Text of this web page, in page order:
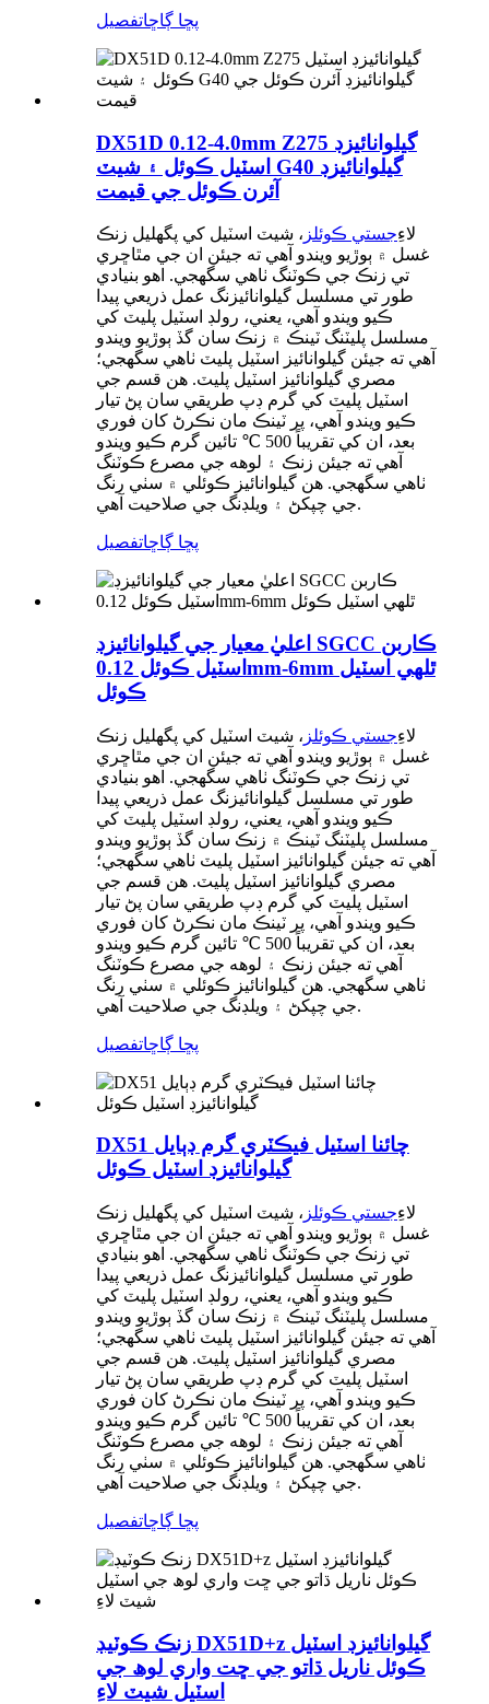
پڇا ڳاڇاتفصيل
DX51D 0.12-4.0mm Z275 گيلوانائيزڊ
اسٽيل ڪوئل ۽ شيٽ G40 گيلوانائيزڊ
آئرن ڪوئل جي قيمت
لاءِجستي ڪوئلز ، شيٽ اسٽيل کي پگھليل زنڪ
غسل ۾ ٻوڙيو ويندو آهي ته جيئن ان جي مٿاڇري
تي زنڪ جي ڪوٽنگ ٺاهي سگهجي. اهو بنيادي
طور تي مسلسل گيلوانائيزنگ عمل ذريعي پيدا
ڪيو ويندو آهي، يعني، رولڊ اسٽيل پليٽ کي
مسلسل پليٽنگ ٽينڪ ۾ زنڪ سان گڏ ٻوڙيو ويندو
آهي ته جيئن گيلوانائيز اسٽيل پليٽ ٺاهي سگهجي؛
مصري گيلوانائيز اسٽيل پليٽ. هن قسم جي
اسٽيل پليٽ کي گرم ڊپ طريقي سان پڻ تيار
ڪيو ويندو آهي، پر ٽينڪ مان نڪرڻ کان فوري
بعد، ان کي تقريباً 500 ℃ تائين گرم ڪيو ويندو
آهي ته جيئن زنڪ ۽ لوهه جي مصرع ڪوٽنگ
ٺاهي سگهجي. هن گيلوانائيز ڪوئلي ۾ سٺي رنگ
جي چپکڻ ۽ ويلڊنگ جي صلاحيت آهي.
پڇا ڳاڇاتفصيل
اعليٰ معيار جي گيلوانائيزڊ SGCC ڪاربن
اسٽيل ڪوئل 0.12mm-6mm ٿلهي اسٽيل
ڪوئل
لاءِجستي ڪوئلز ، شيٽ اسٽيل کي پگھليل زنڪ
غسل ۾ ٻوڙيو ويندو آهي ته جيئن ان جي مٿاڇري
تي زنڪ جي ڪوٽنگ ٺاهي سگهجي. اهو بنيادي
طور تي مسلسل گيلوانائيزنگ عمل ذريعي پيدا
ڪيو ويندو آهي، يعني، رولڊ اسٽيل پليٽ کي
مسلسل پليٽنگ ٽينڪ ۾ زنڪ سان گڏ ٻوڙيو ويندو
آهي ته جيئن گيلوانائيز اسٽيل پليٽ ٺاهي سگهجي؛
مصري گيلوانائيز اسٽيل پليٽ. هن قسم جي
اسٽيل پليٽ کي گرم ڊپ طريقي سان پڻ تيار
ڪيو ويندو آهي، پر ٽينڪ مان نڪرڻ کان فوري
بعد، ان کي تقريباً 500 ℃ تائين گرم ڪيو ويندو
آهي ته جيئن زنڪ ۽ لوهه جي مصرع ڪوٽنگ
ٺاهي سگهجي. هن گيلوانائيز ڪوئلي ۾ سٺي رنگ
جي چپکڻ ۽ ويلڊنگ جي صلاحيت آهي.
پڇا ڳاڇاتفصيل
DX51 چائنا اسٽيل فيڪٽري گرم ڊٻايل
گيلوانائيزڊ اسٽيل ڪوئل
لاءِجستي ڪوئلز ، شيٽ اسٽيل کي پگھليل زنڪ
غسل ۾ ٻوڙيو ويندو آهي ته جيئن ان جي مٿاڇري
تي زنڪ جي ڪوٽنگ ٺاهي سگهجي. اهو بنيادي
طور تي مسلسل گيلوانائيزنگ عمل ذريعي پيدا
ڪيو ويندو آهي، يعني، رولڊ اسٽيل پليٽ کي
مسلسل پليٽنگ ٽينڪ ۾ زنڪ سان گڏ ٻوڙيو ويندو
آهي ته جيئن گيلوانائيز اسٽيل پليٽ ٺاهي سگهجي؛
مصري گيلوانائيز اسٽيل پليٽ. هن قسم جي
اسٽيل پليٽ کي گرم ڊپ طريقي سان پڻ تيار
ڪيو ويندو آهي، پر ٽينڪ مان نڪرڻ کان فوري
بعد، ان کي تقريباً 500 ℃ تائين گرم ڪيو ويندو
آهي ته جيئن زنڪ ۽ لوهه جي مصرع ڪوٽنگ
ٺاهي سگهجي. هن گيلوانائيز ڪوئلي ۾ سٺي رنگ
جي چپکڻ ۽ ويلڊنگ جي صلاحيت آهي.
پڇا ڳاڇاتفصيل
زنڪ ڪوٽيڊ DX51D+z گيلوانائيزڊ اسٽيل
ڪوئل ناريل ڌاتو جي ڇت واري لوھ جي
اسٽيل شيٽ لاءِ